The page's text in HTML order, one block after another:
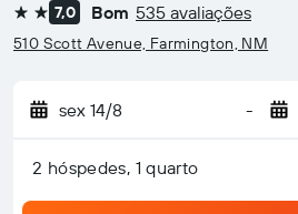
2 estrelas
7,0 Bom 535 avaliações
510 Scott Avenue, Farmington, NM
sex 14/8 -
2 hóspedes, 1 quarto